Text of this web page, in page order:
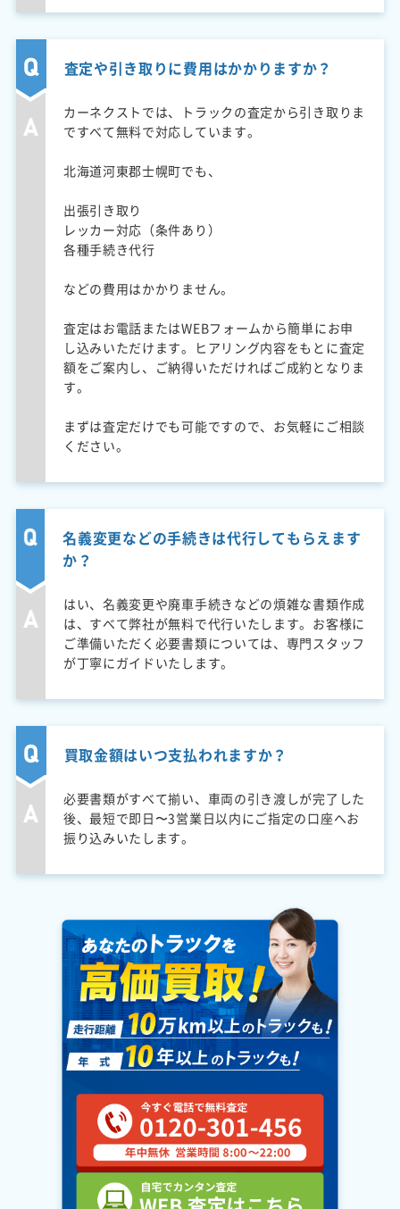
査定や引き取りに費用はかかりますか？
カーネクストでは、トラックの査定から引き取りま
ですべて無料で対応しています。
北海道河東郡士幌町でも、
出張引き取り
レッカー対応（条件あり）
各種手続き代行
などの費用はかかりません。
査定はお電話またはWEBフォームから簡単にお申
し込みいただけます。ヒアリング内容をもとに査定
額をご案内し、ご納得いただければご成約となりま
す。
まずは査定だけでも可能ですので、お気軽にご相談
ください。
名義変更などの手続きは代行してもらえます
か？
はい、名義変更や廃車手続きなどの煩雑な書類作成
は、すべて弊社が無料で代行いたします。お客様に
ご準備いただく必要書類については、専門スタッフ
が丁寧にガイドいたします。
買取金額はいつ支払われますか？
必要書類がすべて揃い、車両の引き渡しが完了した
後、最短で即日〜3営業日以内にご指定の口座へお
振り込みいたします。